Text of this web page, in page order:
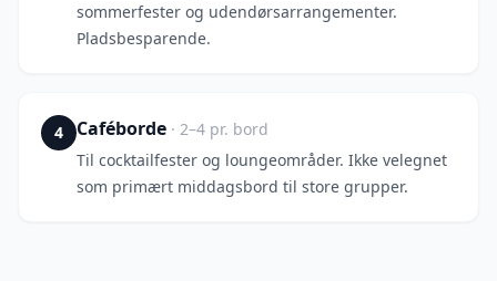
sommerfester og udendørsarrangementer.
Pladsbesparende.
4 Caféborde · 2–4 pr. bord
Til cocktailfester og loungeområder. Ikke velegnet
som primært middagsbord til store grupper.